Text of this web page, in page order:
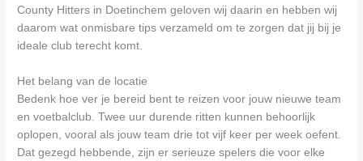
County Hitters in Doetinchem geloven wij daarin en hebben wij
daarom wat onmisbare tips verzameld om te zorgen dat jij bij je
ideale club terecht komt.
Het belang van de locatie
Bedenk hoe ver je bereid bent te reizen voor jouw nieuwe team
en voetbalclub. Twee uur durende ritten kunnen behoorlijk
oplopen, vooral als jouw team drie tot vijf keer per week oefent.
Dat gezegd hebbende, zijn er serieuze spelers die voor elke